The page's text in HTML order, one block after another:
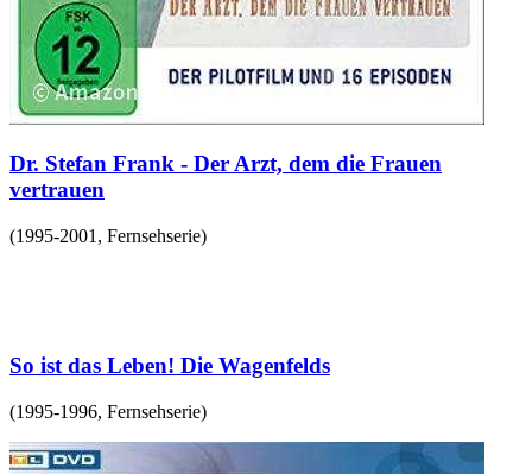
Dr. Stefan Frank - Der Arzt, dem die Frauen
vertrauen
(1995-2001 , Fernsehserie)
So ist das Leben! Die Wagenfelds
(1995-1996, Fernsehserie)